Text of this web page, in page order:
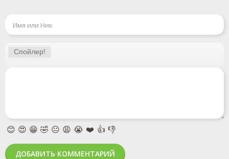
😊 😍 😁 🤣 😐 😩 😭 ❤️ 👍 👎
ДОБАВИТЬ КОММЕНТАРИЙ